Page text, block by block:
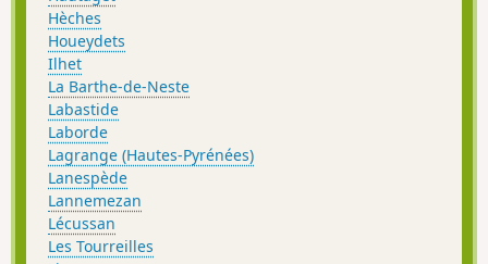
Hèches
Houeydets
Ilhet
La Barthe-de-Neste
Labastide
Laborde
Lagrange (Hautes-Pyrénées)
Lanespède
Lannemezan
Lécussan
Les Tourreilles